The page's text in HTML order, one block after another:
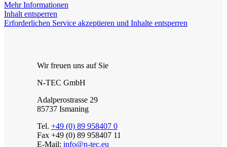
Mehr Informationen
Inhalt entsperren
Erforderlichen Service akzeptieren und Inhalte entsperren
Wir freuen uns auf Sie
N-TEC GmbH
Adalperostrasse 29
85737 Ismaning
Tel. +49 (0) 89 958407 0
Fax +49 (0) 89 958407 11
E-Mail: info@n-tec.eu